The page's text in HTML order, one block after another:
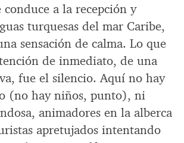
a la recepción y
turquesas del mar Caribe,
sensación de calma. Lo que
de inmediato, de una
fue el silencio. Aquí no hay
(no hay niños, punto), ni
animadores en la alberca
apretujados intentando